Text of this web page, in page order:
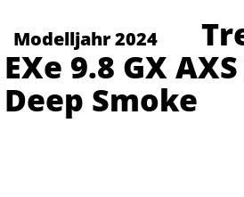
Modelljahr 2024
EXe 9.8 GX
Deep Smoke